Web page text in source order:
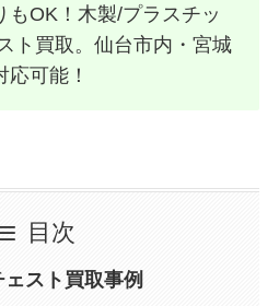
もOK！木製/プラスチッ
ト買取。仙台市内・宮城
可能！
目次
スト買取事例